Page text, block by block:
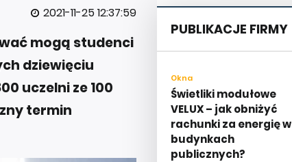
2021-11-25 12:37:59
mogą studenci
dziewięciu
uczelni ze 100
termin
PUBLIKACJE FIRMY
Okna
Świetliki modułowe
VELUX – jak obniżyć
rachunki za energię w
budynkach
publicznych?